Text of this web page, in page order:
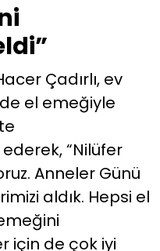
Çadırlı, ev
el emeğiyle
“Nilüfer
Anneler Günü
aldık. Hepsi el
için de çok iyi